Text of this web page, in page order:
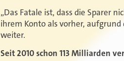
„Das Fatale ist, dass die Sparer
ihrem Konto als vorher,
weiter.
Seit 2010 schon 113 Milliarden